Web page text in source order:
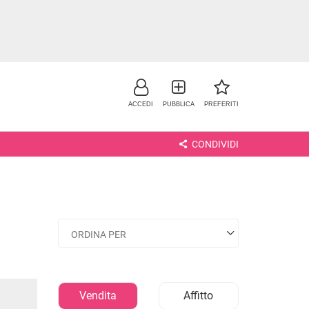
ACCEDI PUBBLICA PREFERITI
CONDIVIDI
Vendita Affitto